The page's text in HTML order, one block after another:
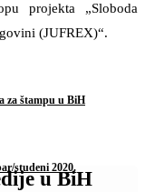
projekta „Sloboda
(JUFREX)“.
za štampu u BiH
studeni 2020.
u BiH